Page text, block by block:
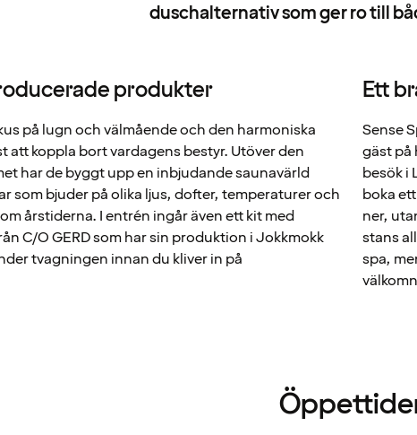
duschalternativ som ger ro till
produkter
på lugn och välmående och den harmoniska
att koppla bort vardagens bestyr. Utöver den
har de byggt upp en inbjudande saunavärld
som bjuder på olika ljus, dofter, temperaturer och
årstiderna. I entrén ingår även ett kit med
C/O GERD som har sin produktion i Jokkmokk
tvagningen innan du kliver in på
Ett
Sense
gäst på
besök i
boka
ner,
stans
spa,